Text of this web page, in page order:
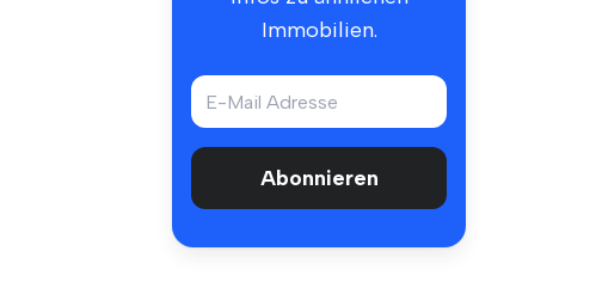
Immobilien.
Abonnieren